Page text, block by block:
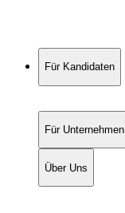
Für Kandidaten
Für Unternehmen
Über Uns